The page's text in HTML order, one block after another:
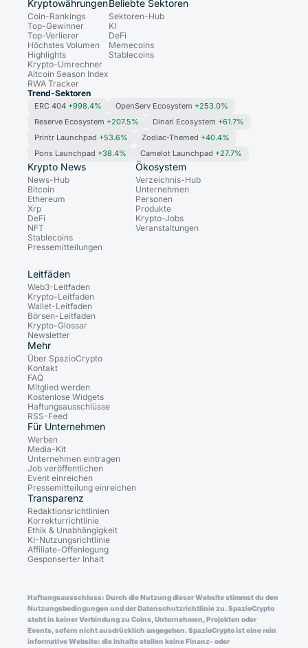
Kryptowährungen
Coin-Rankings
Top-Gewinner
Top-Verlierer
Höchstes Volumen
Highlights
Krypto-Umrechner
Altcoin Season Index
RWA Tracker
Beliebte Sektoren
Sektoren-Hub
KI
DeFi
Memecoins
Stablecoins
Trend-Sektoren
ERC 404 +998.4% OpenServ Ecosystem +253.0%
Reserve Ecosystem +207.5% Dinari Ecosystem +61.7%
Printr Launchpad +53.6% Zodiac-Themed +40.4%
Pons Launchpad +38.4% Camelot Launchpad +27.7%
Krypto News
News-Hub
Bitcoin
Ethereum
Xrp
DeFi
NFT
Stablecoins
Pressemitteilungen
Ökosystem
Verzeichnis-Hub
Unternehmen
Personen
Produkte
Krypto-Jobs
Veranstaltungen
Leitfäden
Web3-Leitfaden
Krypto-Leitfaden
Wallet-Leitfaden
Börsen-Leitfaden
Krypto-Glossar
Newsletter
Mehr
Über SpazioCrypto
Kontakt
FAQ
Mitglied werden
Kostenlose Widgets
Haftungsausschlüsse
RSS-Feed
Für Unternehmen
Werben
Media-Kit
Unternehmen eintragen
Job veröffentlichen
Event einreichen
Pressemitteilung einreichen
Transparenz
Redaktionsrichtlinien
Korrekturrichtlinie
Ethik & Unabhängigkeit
KI-Nutzungsrichtlinie
Affiliate-Offenlegung
Gesponserter Inhalt
Haftungsausschluss: Durch die Nutzung dieser Website stimmst du den
Nutzungsbedingungen und der Datenschutzrichtlinie zu. SpazioCrypto
steht in keiner Verbindung zu Coins, Unternehmen, Projekten oder
Events, sofern nicht ausdrücklich angegeben. SpazioCrypto ist eine rein
informative Website: die Inhalte stellen keine Finanz- oder